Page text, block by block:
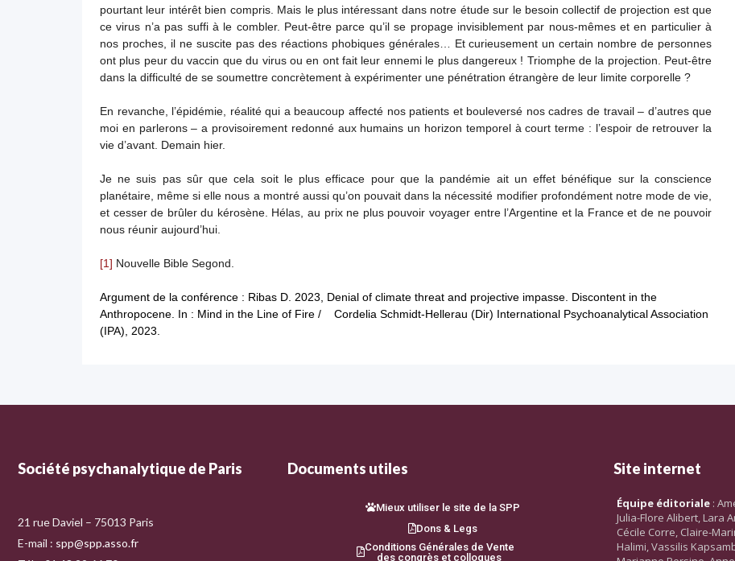
pourtant leur intérêt bien compris. Mais le plus intéressant dans notre étude sur le besoin collectif de projection est que
ce virus n’a pas suffi à le combler. Peut-être parce qu’il se propage invisiblement par nous-mêmes et en particulier à
nos proches, il ne suscite pas des réactions phobiques générales… Et curieusement un certain nombre de personnes
ont plus peur du vaccin que du virus ou en ont fait leur ennemi le plus dangereux ! Triomphe de la projection. Peut-être
dans la difficulté de se soumettre concrètement à expérimenter une pénétration étrangère de leur limite corporelle ?
En revanche, l’épidémie, réalité qui a beaucoup affecté nos patients et bouleversé nos cadres de travail – d’autres que
moi en parlerons – a provisoirement redonné aux humains un horizon temporel à court terme : l’espoir de retrouver la
vie d’avant. Demain hier.
Je ne suis pas sûr que cela soit le plus efficace pour que la pandémie ait un effet bénéfique sur la conscience
planétaire, même si elle nous a montré aussi qu’on pouvait dans la nécessité modifier profondément notre mode de vie,
et cesser de brûler du kérosène. Hélas, au prix ne plus pouvoir voyager entre l’Argentine et la France et de ne pouvoir
nous réunir aujourd’hui.
[1] Nouvelle Bible Segond.
Argument de la conférence : Ribas D. 2023, Denial of climate threat and projective impasse. Discontent in the
Anthropocene. In : Mind in the Line of Fire / Cordelia Schmidt-Hellerau (Dir) International Psychoanalytical Association
(IPA), 2023.
Société psychanalytique de Paris
21 rue Daviel – 75013 Paris
E-mail : spp@spp.asso.fr
Documents utiles
Mieux utiliser le site de la SPP
Dons & Legs
Conditions Générales de Vente
des congrès et colloques
Site internet
Équipe éditoriale :
Julia-Flore Alibert, Lara
Cécile Corre, Claire-
Halimi, Vassilis